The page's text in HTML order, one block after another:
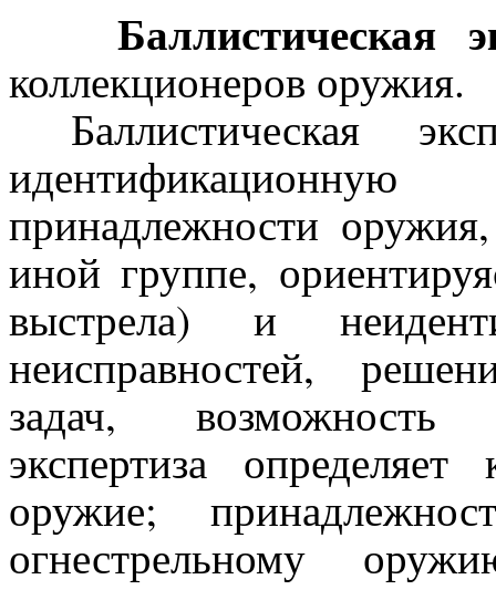
Баллистическая
коллекционеров оружия.
Баллистическая
идентификационную
принадлежности
иной группе,
выстрела) и
неисправностей,
задач, возможность
экспертиза
оружие;
огнестрельному